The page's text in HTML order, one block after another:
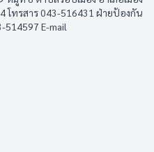
โทรสาร 043-516431​ ฝ่ายป้องกัน
E-mail